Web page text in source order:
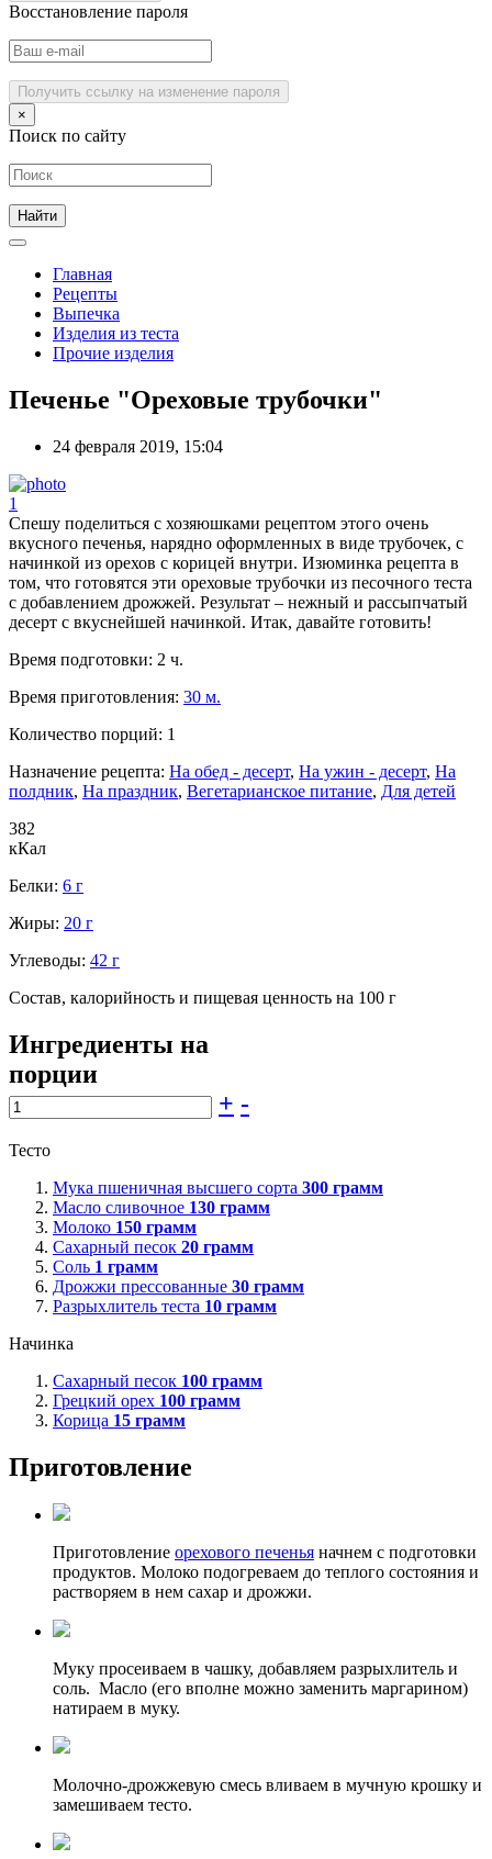
Восстановление пароля
Получить ссылку на изменение пароля
×
Поиск по сайту
Главная
Рецепты
Выпечка
Изделия из теста
Прочие изделия
Печенье "Ореховые трубочки"
24 февраля 2019, 15:04
1
Спешу поделиться с хозяюшками рецептом этого очень
вкусного печенья, нарядно оформленных в виде трубочек, с
начинкой из орехов с корицей внутри. Изюминка рецепта в
том, что готовятся эти ореховые трубочки из песочного теста
с добавлением дрожжей. Результат – нежный и рассыпчатый
десерт с вкуснейшей начинкой. Итак, давайте готовить!
Время подготовки: 2 ч.
Время приготовления: 30 м.
Количество порций: 1
Назначение рецепта: На обед - десерт, На ужин - десерт, На
полдник, На праздник, Вегетарианское питание, Для детей
382
кКал
Белки: 6 г
Жиры: 20 г
Углеводы: 42 г
Состав, калорийность и пищевая ценность на 100 г
Ингредиенты на
порции
+ -
Тесто
Мука пшеничная высшего сорта 300 грамм
Масло сливочное 130 грамм
Молоко 150 грамм
Сахарный песок 20 грамм
Соль 1 грамм
Дрожжи прессованные 30 грамм
Разрыхлитель теста 10 грамм
Начинка
Сахарный песок 100 грамм
Грецкий орех 100 грамм
Корица 15 грамм
Приготовление
Приготовление орехового печенья начнем с подготовки
продуктов. Молоко подогреваем до теплого состояния и
растворяем в нем сахар и дрожжи.
Муку просеиваем в чашку, добавляем разрыхлитель и
соль. Масло (его вполне можно заменить маргарином)
натираем в муку.
Молочно-дрожжевую смесь вливаем в мучную крошку и
замешиваем тесто.